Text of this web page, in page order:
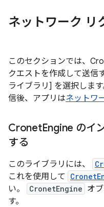
ネットワーク リ
このセクションでは、
クエストを作成して送信
ライブラリ] を選択しま
信後、アプリはネットワ
CronetEngine のイ
する
このライブラリには、
これを使用して
い。
CronetEngine オ
す。